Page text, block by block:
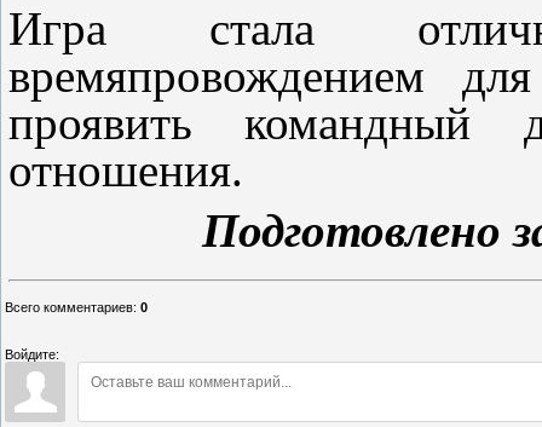
Игра стала
времяпровождением
проявить командный
отношения.
Подготовлено
Всего комментариев: 0
Войдите: